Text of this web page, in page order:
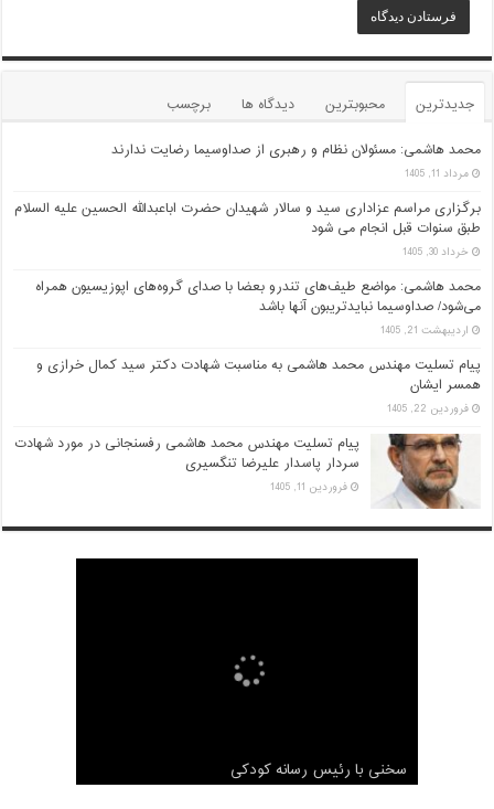
جدیدترین محبوبترین دیدگاه ها برچسب
محمد هاشمی: مسئولان نظام و رهبری از صداوسیما رضایت ندارند
مرداد 11, 1405
برگزاری مراسم عزاداری سید و سالار شهیدان حضرت اباعبدالله الحسین علیه السلام
طبق سنوات قبل انجام می شود
خرداد 30, 1405
محمد هاشمی: مواضع طیف‌های تندرو بعضا با صدای گروه‌های اپوزیسیون همراه
می‌شود/ صداوسیما نبایدتریبون آنها باشد
اردیبهشت 21, 1405
پیام تسلیت مهندس محمد هاشمی به مناسبت شهادت دکتر سید کمال خرازی و
همسر ایشان
فروردین 22, 1405
پیام تسلیت مهندس محمد هاشمی رفسنجانی در مورد شهادت
سردار پاسدار علیرضا تنگسیری
فروردین 11, 1405
مصاحبه با محمد هاشمی برنامه دست خط
سخنی با رئیس رسانه کودکی
ناگفته های محمد هاشمی درباره آیت الله هاشمی
هاشمی رفسنجانی
گزارش کامل ثبت نام محمد هاشمی رفسنجانی